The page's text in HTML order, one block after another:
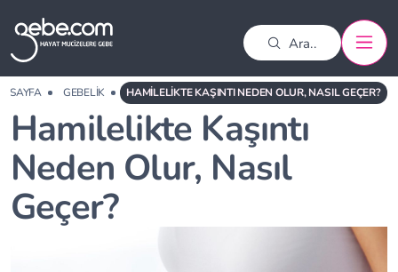
SAYFA GEBELIK HAMILELIKTE KAŞINTI NEDEN OLUR, NASIL GEÇER?
Hamilelikte Kaşıntı
Neden Olur, Nasıl
Geçer?